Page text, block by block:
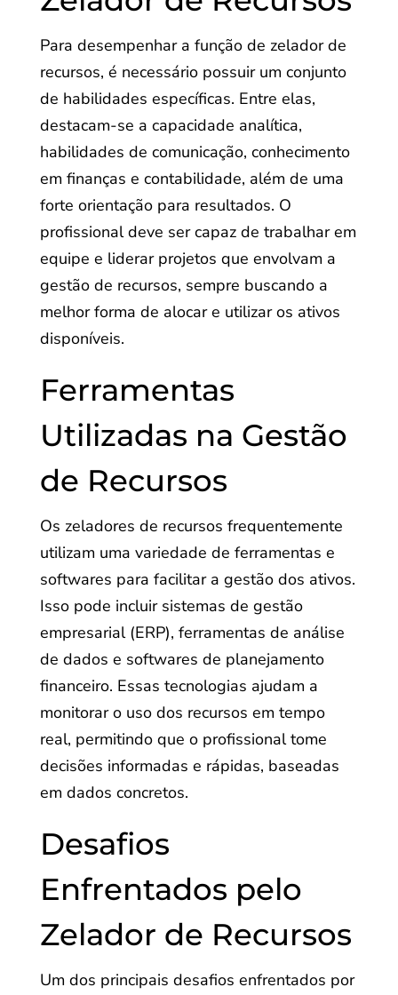
Para desempenhar a função de zelador de
recursos, é necessário possuir um conjunto
de habilidades específicas. Entre elas,
destacam-se a capacidade analítica,
habilidades de comunicação, conhecimento
em finanças e contabilidade, além de uma
forte orientação para resultados. O
profissional deve ser capaz de trabalhar em
equipe e liderar projetos que envolvam a
gestão de recursos, sempre buscando a
melhor forma de alocar e utilizar os ativos
disponíveis.
Ferramentas
Utilizadas na Gestão
de Recursos
Os zeladores de recursos frequentemente
utilizam uma variedade de ferramentas e
softwares para facilitar a gestão dos ativos.
Isso pode incluir sistemas de gestão
empresarial (ERP), ferramentas de análise
de dados e softwares de planejamento
financeiro. Essas tecnologias ajudam a
monitorar o uso dos recursos em tempo
real, permitindo que o profissional tome
decisões informadas e rápidas, baseadas
em dados concretos.
Desafios
Enfrentados pelo
Zelador de Recursos
Um dos principais desafios enfrentados por